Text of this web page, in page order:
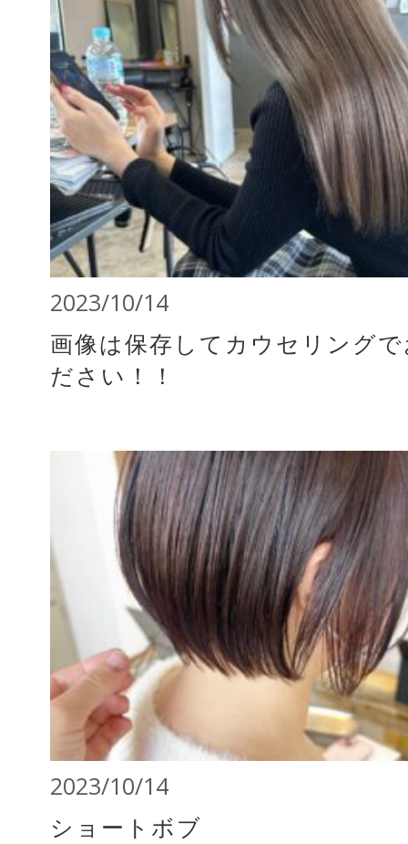
2023/10/14
画像は保存してカウセリング
ださい！！
2023/10/14
ショートボブ